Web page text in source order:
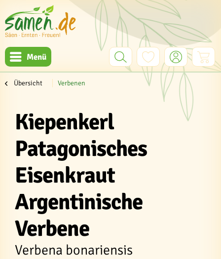
Menü
Übersicht Verbenen
Kiepenkerl
Patagonisches
Eisenkraut
Argentinische
Verbene
Verbena bonariensis